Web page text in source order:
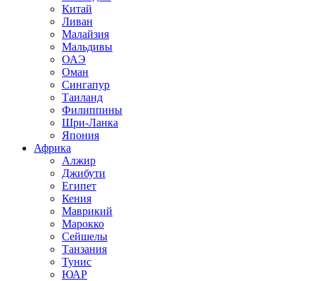
Китай
Ливан
Малайзия
Мальдивы
ОАЭ
Оман
Сингапур
Таиланд
Филиппины
Шри-Ланка
Япония
Африка
Алжир
Джибути
Египет
Кения
Маврикий
Марокко
Сейшелы
Танзания
Тунис
ЮАР